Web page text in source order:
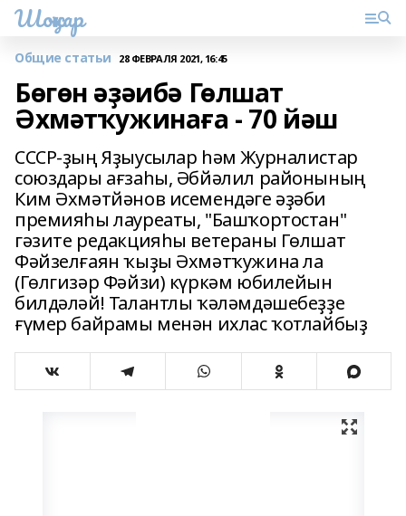
Шоңҡар
Общие статьи 28 ФЕВРАЛЯ 2021, 16:45
Бөгөн әҙәибә Гөлшат
Әхмәтҡужинаға - 70 йәш
СССР-ҙың Яҙыусылар һәм Журналистар
союздары ағзаһы, Әбйәлил районының
Ким Әхмәтйәнов исемендәге әҙәби
премияһы лауреаты, "Башҡортостан"
гәзите редакцияһы ветераны Гөлшат
Фәйзелғаян ҡыҙы Әхмәтҡужина ла
(Гөлгизәр Фәйзи) күркәм юбилейын
билдәләй! Талантлы ҡәләмдәшебеҙҙе
ғүмер байрамы менән ихлас ҡотлайбыҙ